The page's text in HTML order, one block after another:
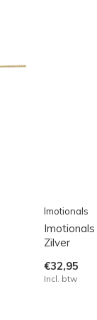
Imotionals
Zilver
€32,95
Incl. btw